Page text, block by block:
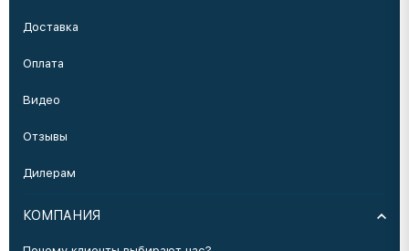
Доставка
Оплата
Видео
Отзывы
Дилерам
КОМПАНИЯ